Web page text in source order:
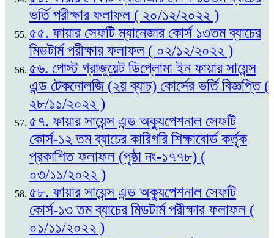
ভর্তি পরীক্ষার ফলাফল ( ২০/১২/২০২২ )
৫৫. ফায়ার সেফটি ম্যানেজার কোর্স ১৩তম ব্যাচের
মিডটার্ম পরীক্ষার ফলাফল ( ০২/১২/২০২২ )
৫৬. পোস্ট গ্রাজুয়েট ডিপ্লোমা ইন ফায়ার সায়েন্স
এন্ড টেকনোলজি (২য় ব্যাচ) কোর্সের ভর্তি বিজ্ঞপ্তি (
২৮/১১/২০২২ )
৫৭. ফায়ার সায়েন্স এন্ড অক্যুপেশনাল সেফটি
কোর্স-১২ তম ব্যাচের কারিগরি শিক্ষাবোর্ড কর্তৃক
প্রকাশিত ফলাফল (পৃষ্ঠা নং-১৭৭৮) (
০৩/১১/২০২২ )
৫৮. ফায়ার সায়েন্স এন্ড অক্যুপেশনাল সেফটি
কোর্স-১৩ তম ব্যাচের মিডটার্ম পরীক্ষার ফলাফল (
০১/১১/২০২২ )